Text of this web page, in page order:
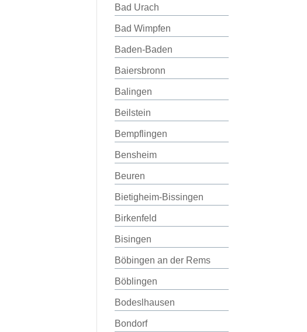
Bad Urach
Bad Wimpfen
Baden-Baden
Baiersbronn
Balingen
Beilstein
Bempflingen
Bensheim
Beuren
Bietigheim-Bissingen
Birkenfeld
Bisingen
Böbingen an der Rems
Böblingen
Bodeslhausen
Bondorf